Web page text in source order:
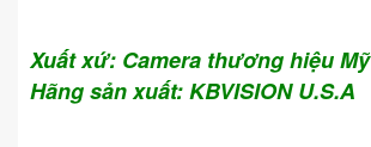
Xuất xứ: Camera thương hiệu Mỹ
Hãng sản xuất: KBVISION U.S.A